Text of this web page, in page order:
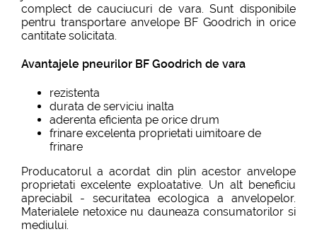
complect de cauciucuri de vara. Sunt disponibile
pentru transportare anvelope BF Goodrich in orice
cantitate solicitata.
Avantajele pneurilor BF Goodrich de vara
rezistenta
durata de serviciu inalta
aderenta eficienta pe orice drum
frinare excelenta proprietati uimitoare de
frinare
Producatorul a acordat din plin acestor anvelope
proprietati excelente exploatative. Un alt beneficiu
apreciabil - securitatea ecologica a anvelopelor.
Materialele netoxice nu dauneaza consumatorilor si
mediului.